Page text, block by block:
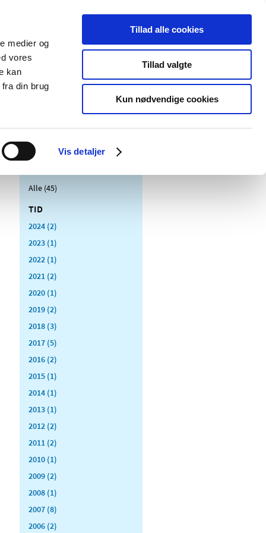
medier og
vores
kan
din brug
Vis detaljer
Tillad alle cookies
Tillad valgte
Kun nødvendige cookies
Særlige
produktområder
Alle (45)
TID
2024 (2)
2023 (1)
2022 (1)
2021 (2)
2020 (1)
2019 (2)
2018 (3)
2017 (5)
2016 (2)
2015 (1)
2014 (1)
2013 (1)
2012 (2)
2011 (2)
2010 (1)
2009 (2)
2008 (1)
2007 (8)
2006 (2)